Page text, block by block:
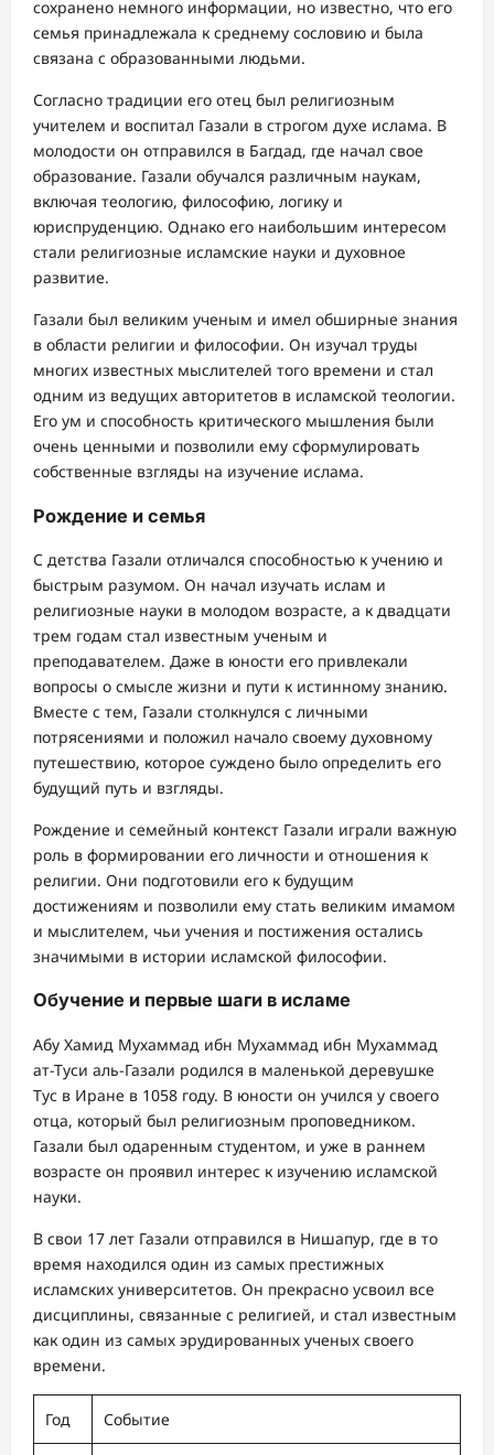
сохранено немного информации, но известно, что его
семья принадлежала к среднему сословию и была
связана с образованными людьми.
Согласно традиции его отец был религиозным
учителем и воспитал Газали в строгом духе ислама. В
молодости он отправился в Багдад, где начал свое
образование. Газали обучался различным наукам,
включая теологию, философию, логику и
юриспруденцию. Однако его наибольшим интересом
стали религиозные исламские науки и духовное
развитие.
Газали был великим ученым и имел обширные знания
в области религии и философии. Он изучал труды
многих известных мыслителей того времени и стал
одним из ведущих авторитетов в исламской теологии.
Его ум и способность критического мышления были
очень ценными и позволили ему сформулировать
собственные взгляды на изучение ислама.
Рождение и семья
С детства Газали отличался способностью к учению и
быстрым разумом. Он начал изучать ислам и
религиозные науки в молодом возрасте, а к двадцати
трем годам стал известным ученым и
преподавателем. Даже в юности его привлекали
вопросы о смысле жизни и пути к истинному знанию.
Вместе с тем, Газали столкнулся с личными
потрясениями и положил начало своему духовному
путешествию, которое суждено было определить его
будущий путь и взгляды.
Рождение и семейный контекст Газали играли важную
роль в формировании его личности и отношения к
религии. Они подготовили его к будущим
достижениям и позволили ему стать великим имамом
и мыслителем, чьи учения и постижения остались
значимыми в истории исламской философии.
Обучение и первые шаги в исламе
Абу Хамид Мухаммад ибн Мухаммад ибн Мухаммад
ат-Туси аль-Газали родился в маленькой деревушке
Тус в Иране в 1058 году. В юности он учился у своего
отца, который был религиозным проповедником.
Газали был одаренным студентом, и уже в раннем
возрасте он проявил интерес к изучению исламской
науки.
В свои 17 лет Газали отправился в Нишапур, где в то
время находился один из самых престижных
исламских университетов. Он прекрасно усвоил все
дисциплины, связанные с религией, и стал известным
как один из самых эрудированных ученых своего
времени.
Год Событие